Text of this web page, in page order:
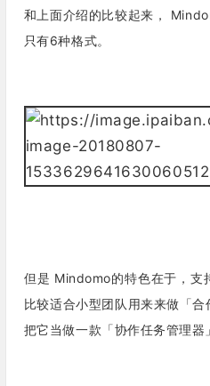
和上面介绍的比较起来，
只有6种格式。
但是 Mindomo的特色在于，支
比较适合小型团队用来来做「合
把它当做一款「协作任务管理器